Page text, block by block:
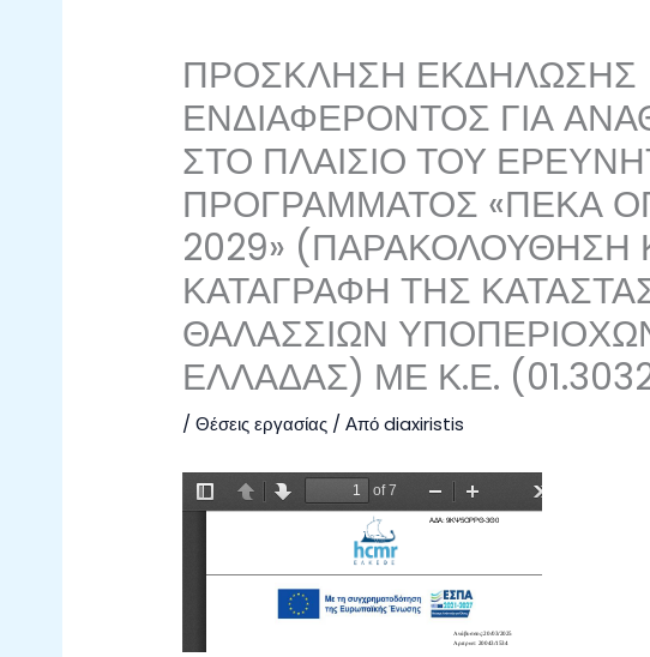
ΠΡΟΣΚΛΗΣΗ ΕΚΔΗΛΩΣΗΣ
ΕΝΔΙΑΦΕΡΟΝΤΟΣ ΓΙΑ
ΣΤΟ ΠΛΑΙΣΙΟ ΤΟΥ
ΠΡΟΓΡΑΜΜΑΤΟΣ «ΠΕΚΑ
2029» (ΠΑΡΑΚΟΛΟΥΘΗΣΗ
ΚΑΤΑΓΡΑΦΗ ΤΗΣ
ΘΑΛΑΣΣΙΩΝ
ΕΛΛΑΔΑΣ) ΜΕ Κ.Ε.
/Θέσεις εργασίας / Απόdiaxiristis